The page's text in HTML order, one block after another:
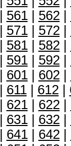
561| 562|
571| 572|
581| 582|
591| 592|
601| 602|
611| 612|
621| 622|
631| 632|
641| 642|